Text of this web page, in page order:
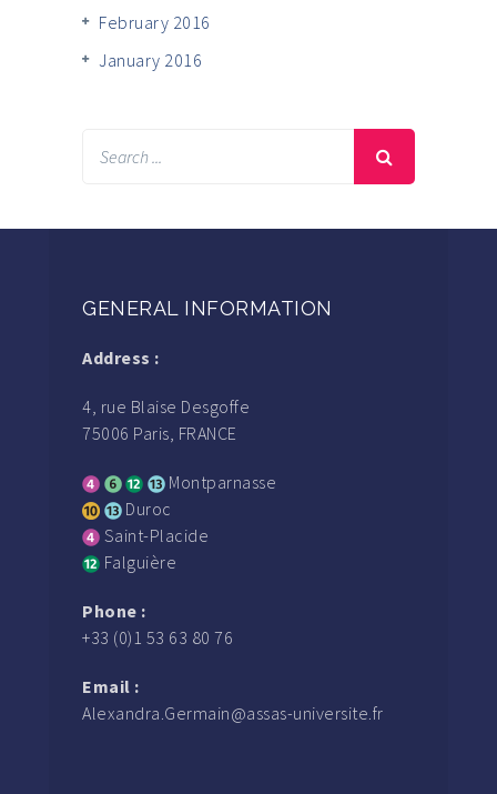
February 2016
January 2016
GENERAL INFORMATION
Address :
4, rue Blaise Desgoffe
75006 Paris, FRANCE
Montparnasse
Duroc
Saint-Placide
Falguière
Phone :
+33 (0)1 53 63 80 76
Email :
Alexandra.Germain@assas-universite.fr